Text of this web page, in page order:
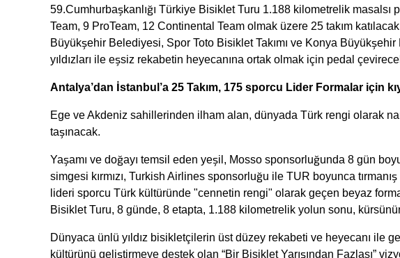
59.Cumhurbaşkanlığı Türkiye Bisiklet Turu 1.188 kilometrelik
Team, 9 ProTeam, 12 Continental Team olmak üzere 25 takım
Büyükşehir Belediyesi, Spor Toto Bisiklet Takımı ve Konya
yıldızları ile eşsiz rekabetin heyecanına ortak olmak için pedal
Antalya’dan İstanbul’a 25 Takım, 175 sporcu Lider Formalar için
Ege ve Akdeniz sahillerinden ilham alan, dünyada Türk rengi olarak
taşınacak.
Yaşamı ve doğayı temsil eden yeşil, Mosso sponsorluğunda 8 gün
simgesi kırmızı, Turkish Airlines sponsorluğu ile TUR boyunca
lideri sporcu Türk kültüründe "cennetin rengi" olarak geçen beyaz
Bisiklet Turu, 8 günde, 8 etapta, 1.188 kilometrelik yolun sonu,
Dünyaca ünlü yıldız bisikletçilerin üst düzey rekabeti ve heyecanı
kültürünü geliştirmeye destek olan “Bir Bisiklet Yarışından Fazlası”